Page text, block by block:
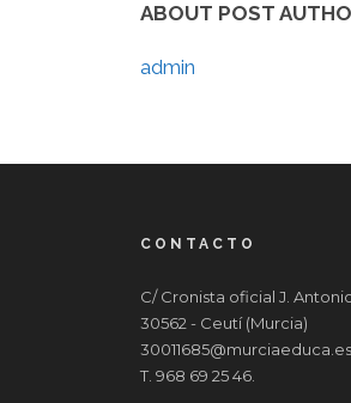
ABOUT POST
admin
CONTACTO
C/ Cronista oficial J.
30562 - Ceutí (Murcia)
30011685@murciaeduca.es
T. 968 69 25 46.